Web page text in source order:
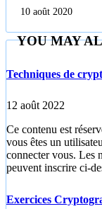
nombres
pseudo-
aléatoires en
Python
10 août 2020
YOU MAY
Techniques de
12 août 2022
Ce contenu est
vous êtes un
connecter vous. Les
peuvent inscrire ci-
Exercices